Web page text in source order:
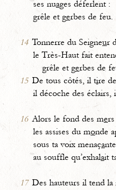
ses nuages déferlent :
grêle et gerbes de feu.
14 Tonnerre du Seigneur
le Très-Haut fait
grêle et gerbes de
15 De tous côtés, il tire
il décoche des éclairs,
16 Alors le fond des me
les assises du monde
sous ta voix menaça
au souffle qu’exhalait
17 Des hauteurs il tend la